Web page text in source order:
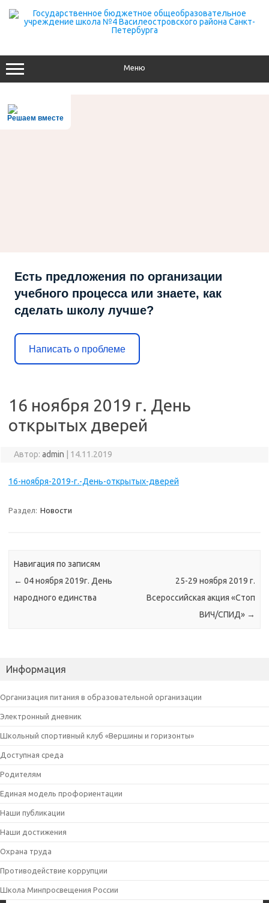
содержимому
Меню
Решаем вместе
Есть предложения по организации
учебного процесса или знаете, как
сделать школу лучше?
Написать о проблеме
16 ноября 2019 г. День
открытых дверей
Автор: admin 14.11.2019
16-ноября-2019-г.-День-открытых-дверей
Раздел: Новости
Навигация по записям
← 04 ноября 2019г. День
народного единства
25-29 ноября 2019 г.
Всероссийская акция «Стоп
ВИЧ/СПИД» →
Информация
Организация питания в образовательной организации
Электронный дневник
Школьный спортивный клуб «Вершины и горизонты»
Доступная среда
Родителям
Единая модель профориентации
Наши публикации
Наши достижения
Охрана труда
Противодействие коррупции
Школа Минпросвещения России